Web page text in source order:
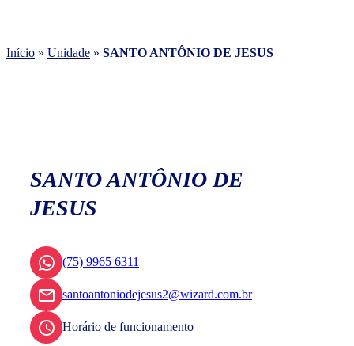
Início » Unidade » SANTO ANTÔNIO DE JESUS
SANTO ANTÔNIO DE
JESUS
(75) 9965 6311
santoantoniodejesus2@wizard.com.br
Horário de funcionamento